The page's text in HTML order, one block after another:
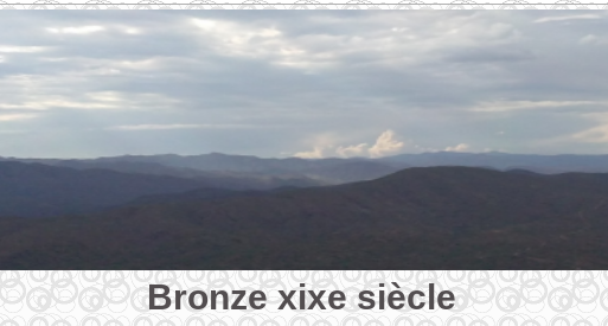
Bronze xixe siècle